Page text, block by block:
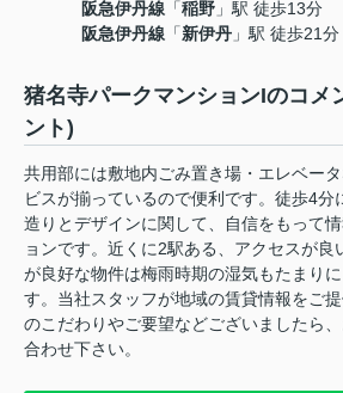
阪急伊丹線 「稲野 」駅 徒歩13分
阪急伊丹線 「新伊丹 」駅 徒歩21分
猪名寺パークマンションIのコメ
ント)
共用部には敷地内ごみ置き場・エレベー
ビスが揃っているので便利です。徒歩4分
造りとデザインに関して、自信をもって
ョンです。近くに2駅ある、アクセスが良
が良好な物件は梅雨時期の湿気もたまり
す。当社スタッフが地域の賃貸情報をご
のこだわりやご要望などございましたら
合わせ下さい。